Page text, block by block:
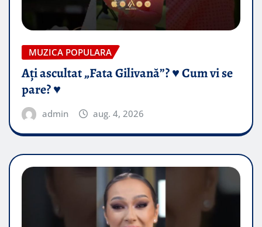
MUZICA POPULARA
Ați ascultat „Fata Gilivană”? ♥️ Cum vi se
pare? ♥️
admin aug. 4, 2026